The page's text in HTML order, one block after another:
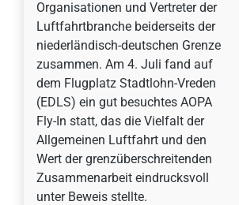
Organisationen und Vertreter der
Luftfahrtbranche beiderseits der
niederländisch-deutschen Grenze
zusammen. Am 4. Juli fand auf
dem Flugplatz Stadtlohn-Vreden
(EDLS) ein gut besuchtes AOPA
Fly-In statt, das die Vielfalt der
Allgemeinen Luftfahrt und den
Wert der grenzüberschreitenden
Zusammenarbeit eindrucksvoll
unter Beweis stellte.